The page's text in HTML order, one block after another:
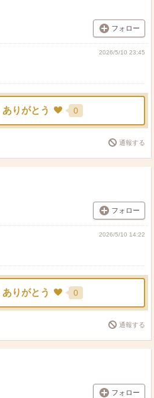
フォロー
2026/5/10 23:45
ありがとう 0
通報する
フォロー
2026/5/10 14:22
ありがとう 0
通報する
フォロー